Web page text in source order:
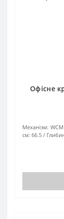
Офісне
Механізм: WCM
см: 66.5